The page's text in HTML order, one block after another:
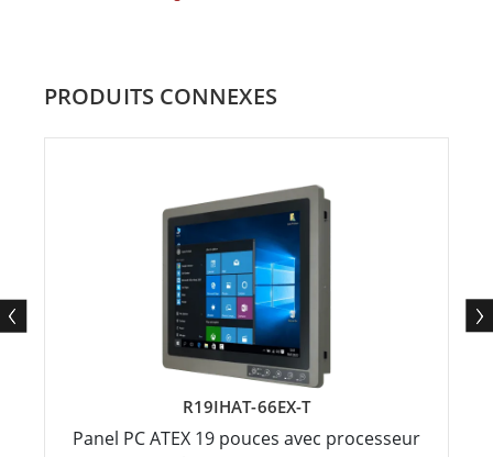
PRODUITS CONNEXES
R19IHAT-66EX-T
Panel PC ATEX 19 pouces avec processeur